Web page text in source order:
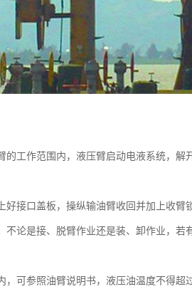
工作范围内，液压臂启动电液系统，解
接口盖板，操纵输油臂收回并加上收臂
论是接、脱臂作业还是装、卸作业，若
可参照油臂说明书，液压油温度不得超